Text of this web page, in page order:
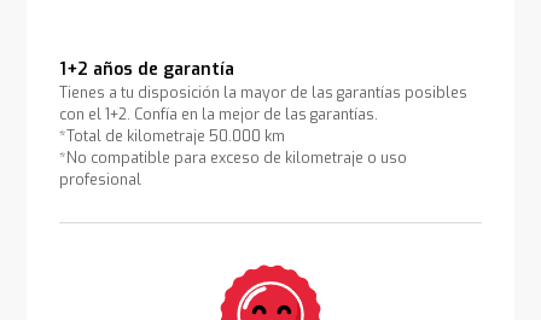
1+2 años de garantía
Tienes a tu disposición la mayor de las garantías posibles
con el 1+2. Confía en la mejor de las garantías.
*Total de kilometraje 50.000 km
*No compatible para exceso de kilometraje o uso
profesional